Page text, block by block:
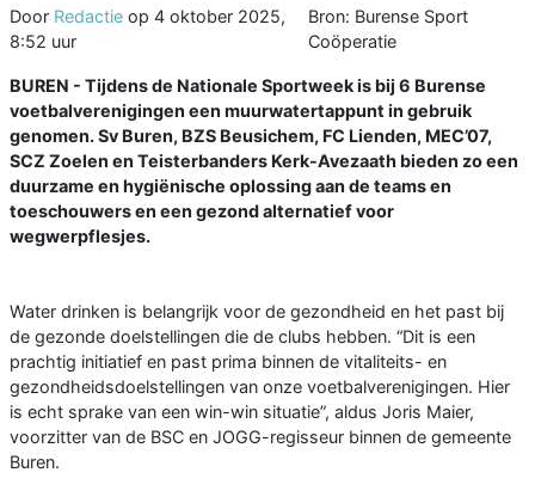
Door Redactie op 4 oktober 2025,
8:52 uur
Bron: Burense Sport
Coöperatie
BUREN - Tijdens de Nationale Sportweek is bij 6 Burense
voetbalverenigingen een muurwatertappunt in gebruik
genomen. Sv Buren, BZS Beusichem, FC Lienden, MEC’07,
SCZ Zoelen en Teisterbanders Kerk-Avezaath bieden zo een
duurzame en hygiënische oplossing aan de teams en
toeschouwers en een gezond alternatief voor
wegwerpflesjes.
Water drinken is belangrijk voor de gezondheid en het past bij
de gezonde doelstellingen die de clubs hebben. “Dit is een
prachtig initiatief en past prima binnen de vitaliteits- en
gezondheidsdoelstellingen van onze voetbalverenigingen. Hier
is echt sprake van een win-win situatie”, aldus Joris Maier,
voorzitter van de BSC en JOGG-regisseur binnen de gemeente
Buren.